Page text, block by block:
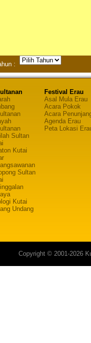
:
Sultan
Kutai
Sultan
Kutai
Undang
Festival Erau
Asal Mula Erau
Acara Pokok
Acara
Agenda Erau
Peta Lokasi
Copyright © 2001-2026